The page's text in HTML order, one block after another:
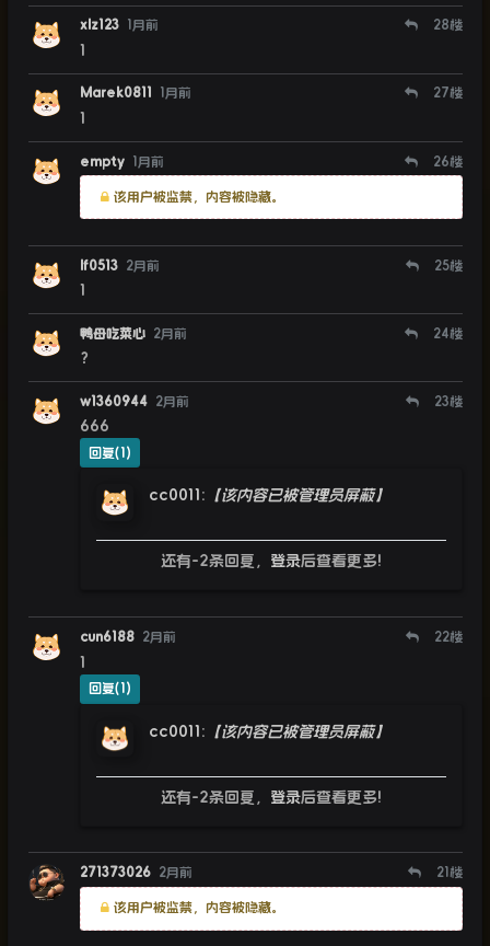
xlz123 1月前 28楼
1
Marek0811 1月前 27楼
1
empty 1月前 26楼
该用户被监禁，内容被隐藏。
lf0513 2月前 25楼
1
鸭母吃菜心 2月前 24楼
？
w1360944 2月前 23楼
666
回复(1)
cc0011 : 【该内容已被管理员屏蔽】
还有-2条回复， 登录后查看更多!
cun6188 2月前 22楼
1
回复(1)
cc0011 : 【该内容已被管理员屏蔽】
还有-2条回复， 登录后查看更多!
271373026 2月前 21 楼
该用户被监禁，内容被隐藏。